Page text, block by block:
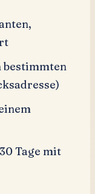
bestimmten
Tage mit